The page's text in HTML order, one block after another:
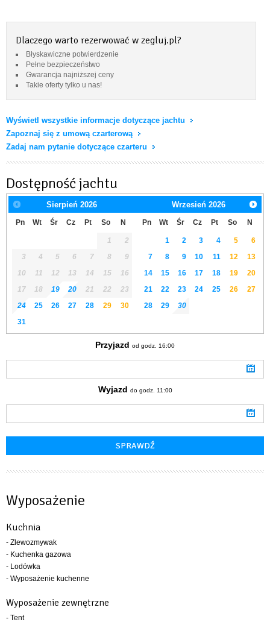
Dlaczego warto rezerwować w zegluj.pl?
Błyskawiczne potwierdzenie
Pełne bezpieczeństwo
Gwarancja najniższej ceny
Takie oferty tylko u nas!
Wyświetl wszystkie informacje dotyczące jachtu
Zapoznaj się z umową czarterową
Zadaj nam pytanie dotyczące czarteru
Dostępność jachtu
Sierpień 2026
Pn Wt Śr Cz Pt So N
1
2
3
4 5 6 7 8
9
10
11 12 13 14 15
16
17
18 19 20 21 22
23
24
25 26 27 28 29
30
31
Wrzesień 2026
Pn Wt Śr Cz Pt So N
1 2 3 4 5
6
7
8 9 10 11 12
13
14
15 16 17 18 19
20
21
22 23 24 25 26
27
28
29 30
Przyjazd od godz. 16:00
Wyjazd do godz. 11:00
Wyposażenie
Kuchnia
- Zlewozmywak
- Kuchenka gazowa
- Lodówka
- Wyposażenie kuchenne
Wyposażenie zewnętrzne
- Tent